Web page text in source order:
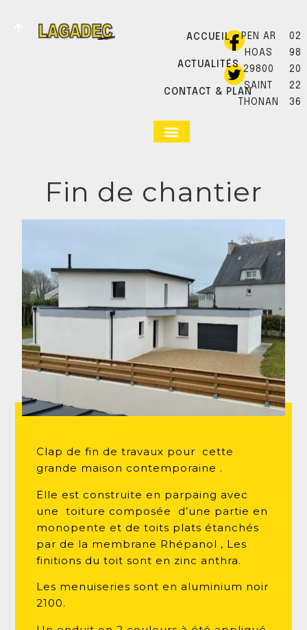
ACCUEIL
ACTUALITÉS
CONTACT & PLAN
PEN AR
HOAS
29800
SAINT
THONAN
02
98
20
22
36
Fin de chantier
Clap de fin de travaux pour cette
grande maison contemporaine .
Elle est construite en parpaing avec
une toiture composée d’une partie en
monopente et de toits plats étanchés
par de la membrane Rhépanol , Les
finitions du toit sont en zinc anthra.
Les menuiseries sont en aluminium noir
2100.